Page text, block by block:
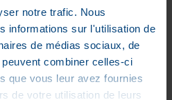
notre trafic. Nous
informations sur l'utilisation de
de médias sociaux, de
combiner celles-ci
que vous leur avez fournies
de votre utilisation de leurs
urinaire, Uri-cran
voie orale à raison
(1 capsule toutes
cinq jours.
Uri-cran